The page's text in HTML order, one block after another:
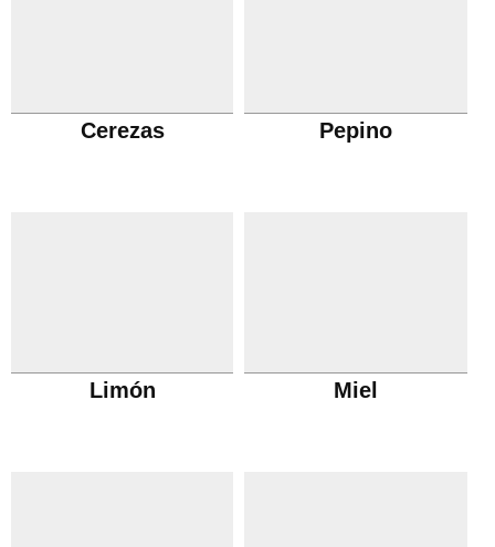
Cerezas Pepino
Limón Miel